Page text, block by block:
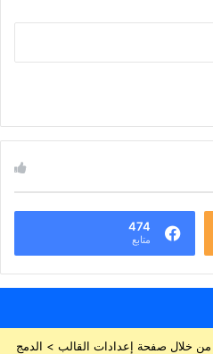
474
متابع